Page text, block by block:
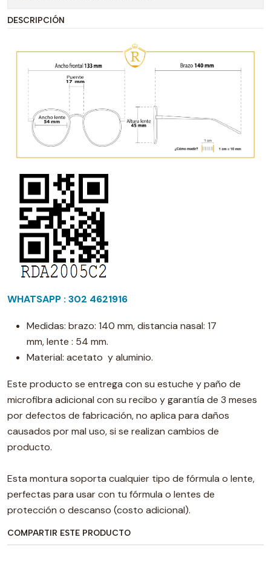
DESCRIPCIÓN
WHATSAPP : 302 4621916
Medidas: brazo: 140 mm, distancia nasal: 17
mm, lente : 54 mm.
Material: acetato y aluminio.
Este producto se entrega con su estuche y paño de
microfibra adicional con su recibo y garantía de 3 meses
por defectos de fabricación, no aplica para daños
causados por mal uso, si se realizan cambios de
producto.
Esta montura soporta cualquier tipo de fórmula o lente,
perfectas para usar con tu fórmula o lentes de
protección o descanso (costo adicional).
COMPARTIR ESTE PRODUCTO